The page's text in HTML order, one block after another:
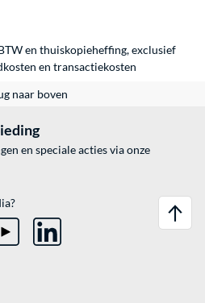
en thuiskopieheffing, exclusief
en transactiekosten
naar boven
en speciale acties via onze